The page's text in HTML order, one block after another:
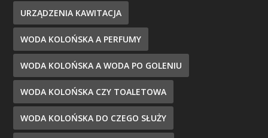
URZĄDZENIA KAWITACJA
WODA KOLOŃSKA A PERFUMY
WODA KOLOŃSKA A WODA PO GOLENIU
WODA KOLOŃSKA CZY TOALETOWA
WODA KOLOŃSKA DO CZEGO SŁUŻY